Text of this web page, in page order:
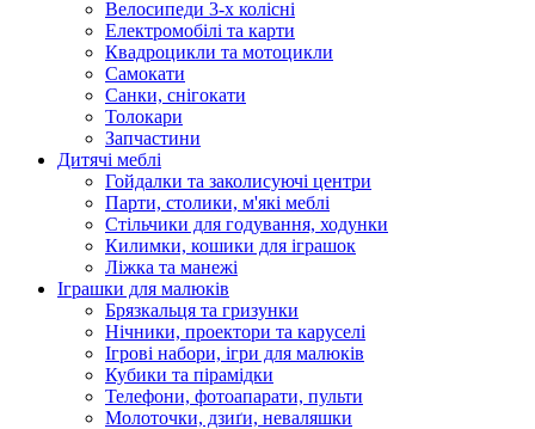
Велосипеди 3-х колісні
Електромобілі та карти
Квадроцикли та мотоцикли
Самокати
Санки, снігокати
Толокари
Запчастини
Дитячі меблі
Гойдалки та заколисуючі центри
Парти, столики, м'які меблі
Стільчики для годування, ходунки
Килимки, кошики для іграшок
Ліжка та манежі
Іграшки для малюків
Брязкальця та гризунки
Нічники, проектори та каруселі
Ігрові набори, ігри для малюків
Кубики та пірамідки
Телефони, фотоапарати, пульти
Молоточки, дзиґи, неваляшки